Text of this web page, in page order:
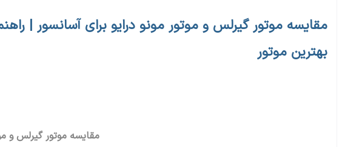
مقایسه موتور گیرلس و موتور مونو درایو برای آسانسور |
بهترین موتور
مقایسه موتور گیرلس و